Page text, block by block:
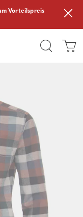
Vorteilspreis